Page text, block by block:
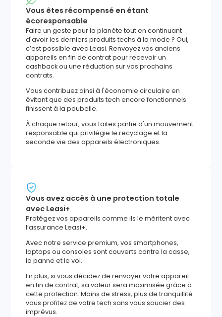
Vous êtes récompensé en étant
écoresponsable
Faire un geste pour la planète tout en continuant
d'avoir les derniers produits techs à la mode ? Oui,
c’est possible avec Leasi. Renvoyez vos anciens
appareils en fin de contrat pour recevoir un
cashback ou une réduction sur vos prochains
contrats.
Vous contribuez ainsi à l'économie circulaire en
évitant que des produits tech encore fonctionnels
finissent à la poubelle.
À chaque retour, vous faites partie d'un mouvement
responsable qui privilégie le recyclage et la
seconde vie des appareils électroniques.
Vous avez accès à une protection totale
avec Leasi+
Protégez vos appareils comme ils le méritent avec
l’assurance Leasi+.
Avec notre service premium, vos smartphones,
laptops ou consoles sont couverts contre la casse,
la panne et le vol.
En plus, si vous décidez de renvoyer votre appareil
en fin de contrat, sa valeur sera maximisée grâce à
cette protection. Moins de stress, plus de tranquillité :
vous profitez de votre tech sans vous soucier des
imprévus.